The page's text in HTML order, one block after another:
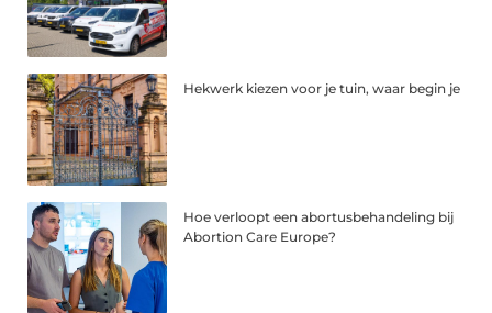
Hekwerk kiezen voor je tuin, waar begin je
Hoe verloopt een abortusbehandeling bij
Abortion Care Europe?